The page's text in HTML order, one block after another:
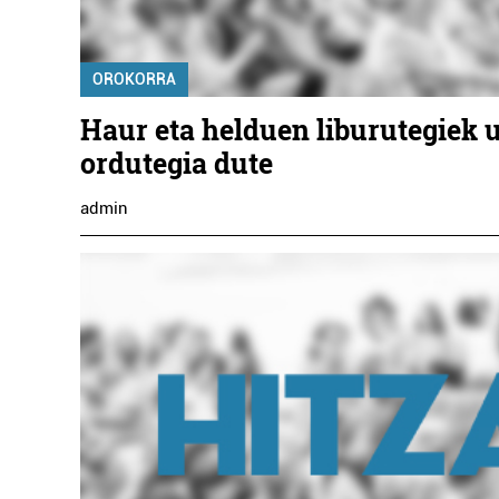
OROKORRA
Haur eta helduen liburutegiek
ordutegia dute
admin
LUBERRI MUSEOA
Oiartzun